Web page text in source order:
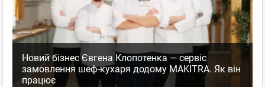
Новий бізнес Євгена Клопотенка — сервіс
замовлення шеф-кухаря додому MAKITRA. Як він
працює